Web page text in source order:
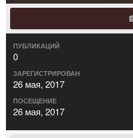
ПУБЛИКАЦИЙ
0
ЗАРЕГИСТРИРОВАН
26 мая, 2017
ПОСЕЩЕНИЕ
26 мая, 2017